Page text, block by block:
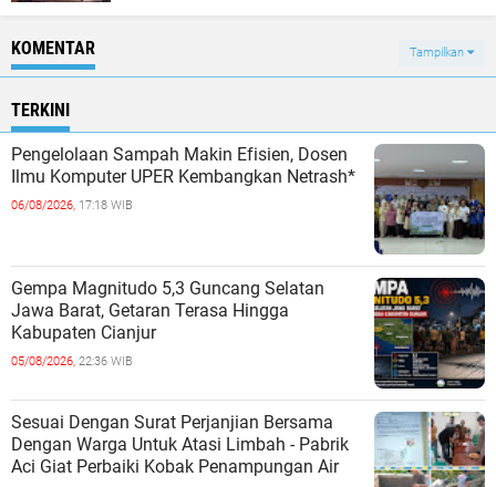
KOMENTAR Tampilkan
TERKINI
Pengelolaan Sampah Makin Efisien, Dosen
Ilmu Komputer UPER Kembangkan Netrash*
06/08/2026, 17:18 WIB
Gempa Magnitudo 5,3 Guncang Selatan
Jawa Barat, Getaran Terasa Hingga
Kabupaten Cianjur
05/08/2026, 22:36 WIB
Sesuai Dengan Surat Perjanjian Bersama
Dengan Warga Untuk Atasi Limbah - Pabrik
Aci Giat Perbaiki Kobak Penampungan Air